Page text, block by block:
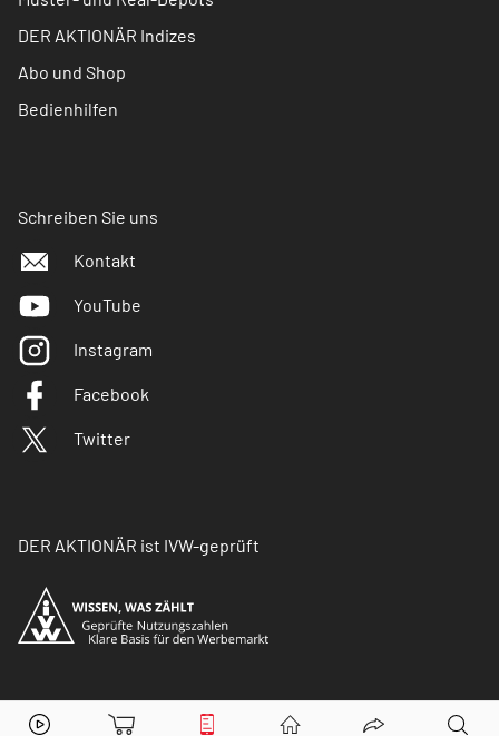
DER AKTIONÄR Indizes
Abo und Shop
Bedienhilfen
Schreiben Sie uns
Kontakt
YouTube
Instagram
Facebook
Twitter
DER AKTIONÄR ist IVW-geprüft